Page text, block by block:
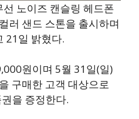
노이즈 캔슬링 헤드폰
러 샌드 스톤을 출시하며
21일 밝혔다.
원이며 5월 31일(일)
구매한 고객 대상으로
을 증정한다.